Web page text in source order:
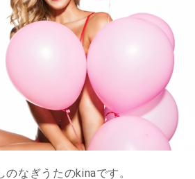
なぎうたのkinaです。